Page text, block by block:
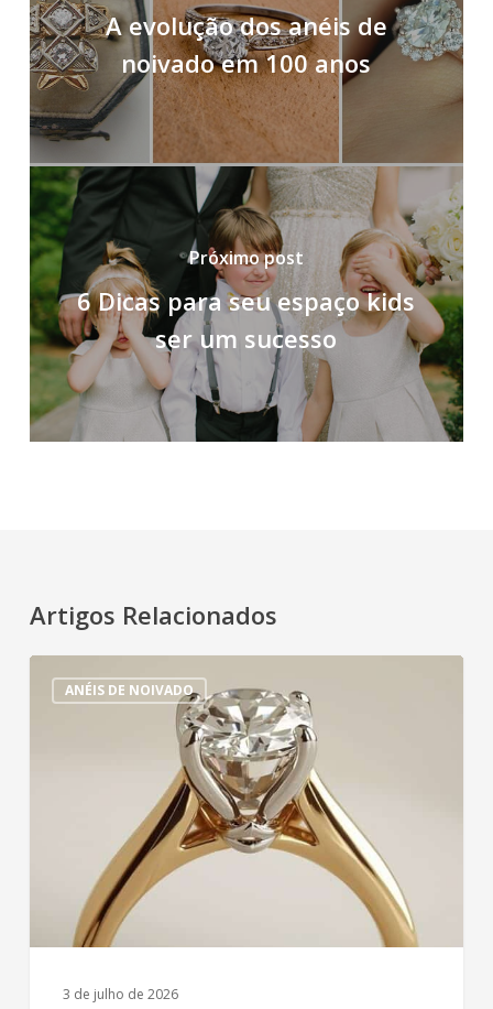
A evolução dos anéis de
noivado em 100 anos
Próximo post
6 Dicas para seu espaço kids
ser um sucesso
Artigos Relacionados
ANÉIS DE NOIVADO
pra
3 de julho de 2026